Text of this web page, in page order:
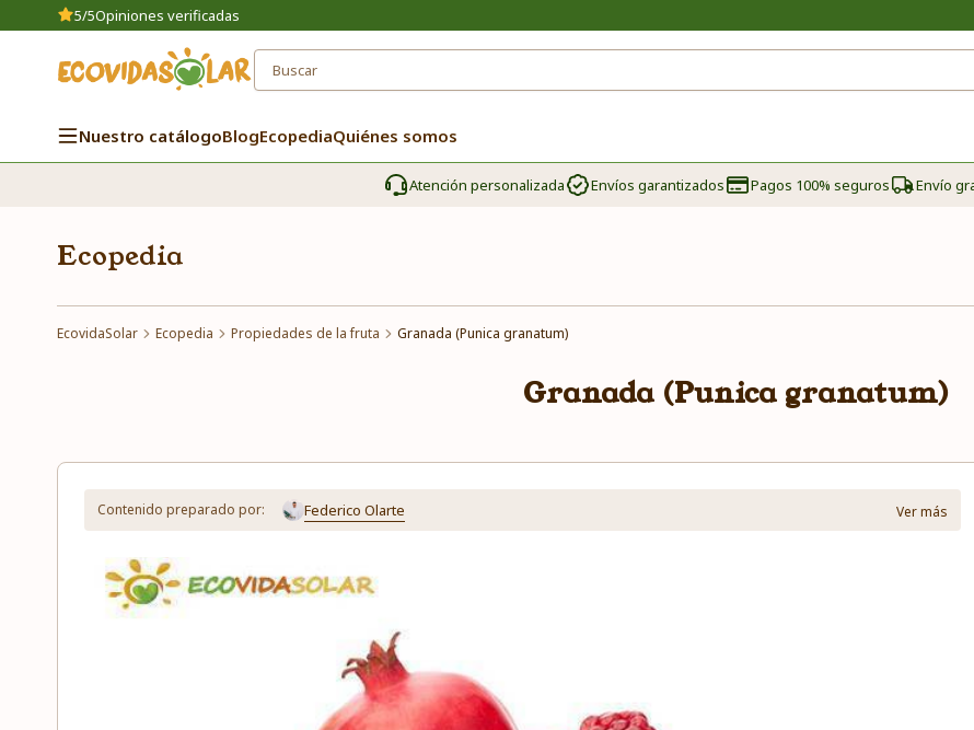
5/5Opiniones verificadas
Nuestro catálogoBlogEcopediaQuiénes somos
Atención personalizada Envíos garantizados Pagos 100% seguros Envío
Ecopedia
EcovidaSolar Ecopedia Propiedades de la fruta Granada (Punica granatum)
Granada (Punica granatum)
Contenido preparado por: Federico Olarte Ver más